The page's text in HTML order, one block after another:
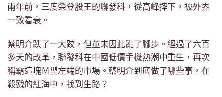
兩年前，三度榮登股王的聯發科，從高峰摔下，被外界
一致看衰。
蔡明介跌了一大跤，但並未因此亂了腳步。經過了六百
多天的改革，聯發科在中國低價手機熱潮中重生，再次
稱霸這塊Ｍ型左端的市場。蔡明介到底做了哪些事，在
殺戮的紅海中，找到生路？